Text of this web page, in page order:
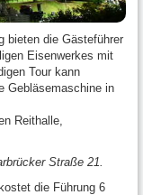
bieten die Gästeführer
Eisenwerkes mit
Tour kann
Gebläsemaschine in
Reithalle,
Straße 21.
die Führung 6